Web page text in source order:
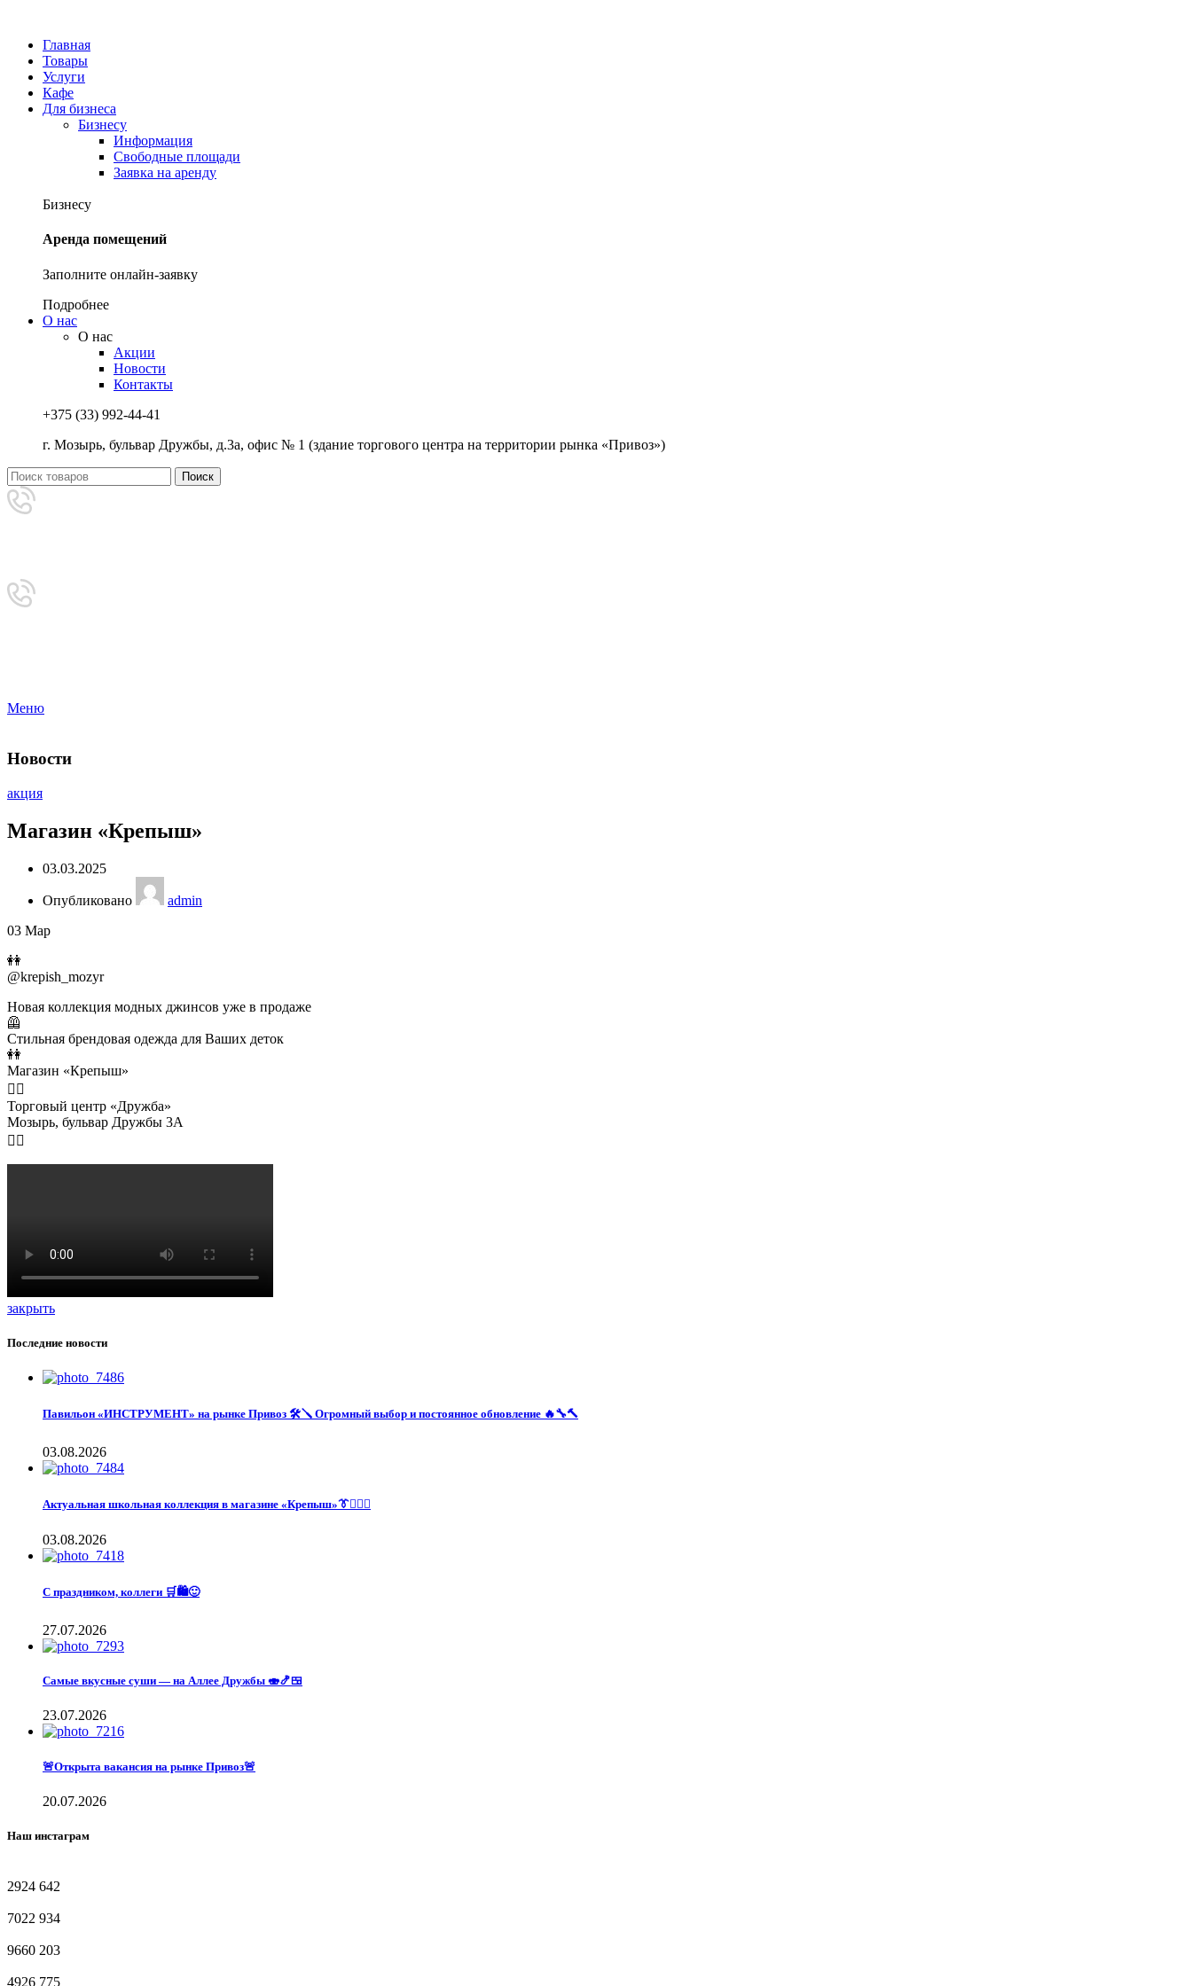
Главная
Товары
Услуги
Кафе
Для бизнеса
Бизнесу
Информация
Свободные площади
Заявка на аренду
Бизнесу
Аренда помещений
Заполните онлайн-заявку
Подробнее
О нас
О нас
Акции
Новости
Контакты
+375 (33) 992-44-41
г. Мозырь, бульвар Дружбы, д.3а, офис № 1 (здание торгового центра на территории рынка «Привоз»)
Поиск
Меню
Новости
акция
Магазин «Крепыш»
03.03.2025
Опубликовано
admin
03 Мар
👭
@krepish_mozyr
Новая коллекция модных джинсов уже в продаже
🦺
Стильная брендовая одежда для Ваших деток
👭
Магазин «Крепыш»
🙋‍♀️
Торговый центр «Дружба»
Мозырь, бульвар Дружбы 3А
🙋‍♂️
закрыть
Последние новости
Павильон «ИНСТРУМЕНТ» на рынке Привоз 🛠️🪛 Огромный выбор и постоянное обновление 🔥🔧🔨
03.08.2026
Актуальная школьная коллекция в магазине «Крепыш»👔🙋🏽‍♀️
03.08.2026
С праздником, коллеги 🛒🛍️🙂
27.07.2026
Самые вкусные суши — на Аллее Дружбы 🍣🍤🍱
23.07.2026
🚨Открыта вакансия на рынке Привоз🚨
20.07.2026
Наш инстаграм
2924 642
7022 934
9660 203
4926 775